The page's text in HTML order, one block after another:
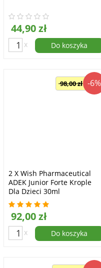
44,90 zł
x Do koszyka
-6%
2 X Wish Pharmaceutical
ADEK Junior Forte Krople
Dla Dzieci 30ml
92,00 zł
98,00 zł
x Do koszyka